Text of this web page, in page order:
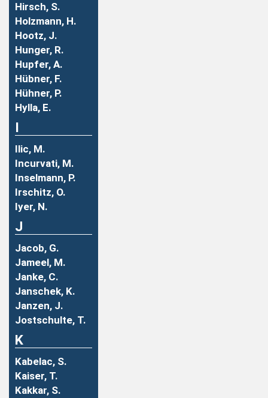
Hirsch, S.
Holzmann, H.
Hootz, J.
Hunger, R.
Hupfer, A.
Hübner, F.
Hühner, P.
Hylla, E.
I
Ilic, M.
Incurvati, M.
Inselmann, P.
Irschitz, O.
Iyer, N.
J
Jacob, G.
Jameel, M.
Janke, C.
Janschek, K.
Janzen, J.
Jostschulte, T.
K
Kabelac, S.
Kaiser, T.
Kakkar, S.